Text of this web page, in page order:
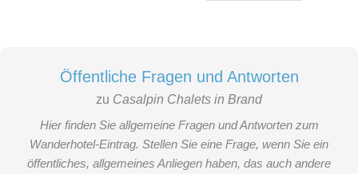
Öffentliche Fragen und Antworten
zu Casalpin Chalets in Brand
Hier finden Sie allgemeine Fragen und Antworten zum
Wanderhotel-Eintrag. Stellen Sie eine Frage, wenn Sie ein
öffentliches, allgemeines Anliegen haben, das auch andere